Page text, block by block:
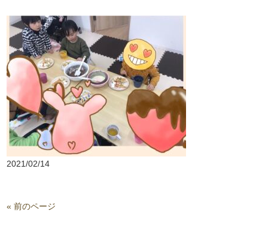
2021/02/14
« 前のページ